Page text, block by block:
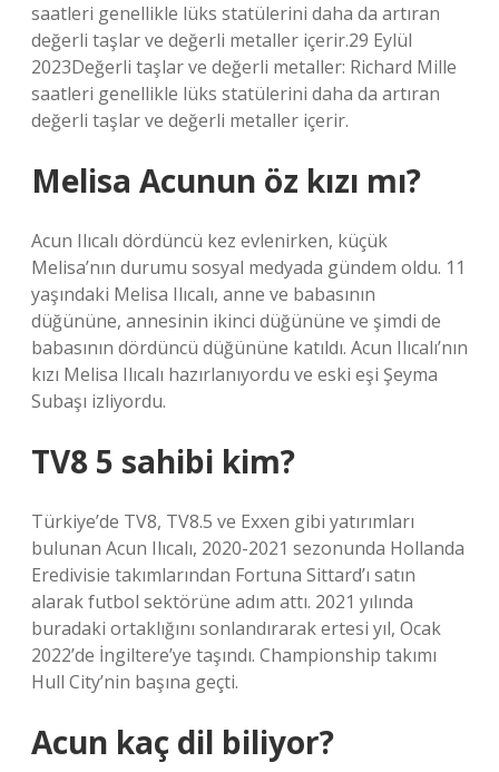
saatleri genellikle lüks statülerini daha da artıran
değerli taşlar ve değerli metaller içerir.29 Eylül
2023Değerli taşlar ve değerli metaller: Richard Mille
saatleri genellikle lüks statülerini daha da artıran
değerli taşlar ve değerli metaller içerir.
Melisa Acunun öz kızı mı?
Acun Ilıcalı dördüncü kez evlenirken, küçük
Melisa’nın durumu sosyal medyada gündem oldu. 11
yaşındaki Melisa Ilıcalı, anne ve babasının
düğününe, annesinin ikinci düğününe ve şimdi de
babasının dördüncü düğününe katıldı. Acun Ilıcalı’nın
kızı Melisa Ilıcalı hazırlanıyordu ve eski eşi Şeyma
Subaşı izliyordu.
TV8 5 sahibi kim?
Türkiye’de TV8, TV8.5 ve Exxen gibi yatırımları
bulunan Acun Ilıcalı, 2020-2021 sezonunda Hollanda
Eredivisie takımlarından Fortuna Sittard’ı satın
alarak futbol sektörüne adım attı. 2021 yılında
buradaki ortaklığını sonlandırarak ertesi yıl, Ocak
2022’de İngiltere’ye taşındı. Championship takımı
Hull City’nin başına geçti.
Acun kaç dil biliyor?